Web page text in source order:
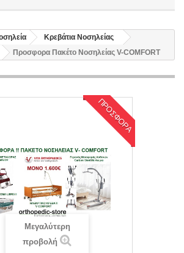
Κρεβάτια Νοσηλείας
Προσφορα Πακέτο Νοσηλείας V-COMFORT
ΠΡΟΣΦΟΡΆ
Μεγαλύτερη
προβολή